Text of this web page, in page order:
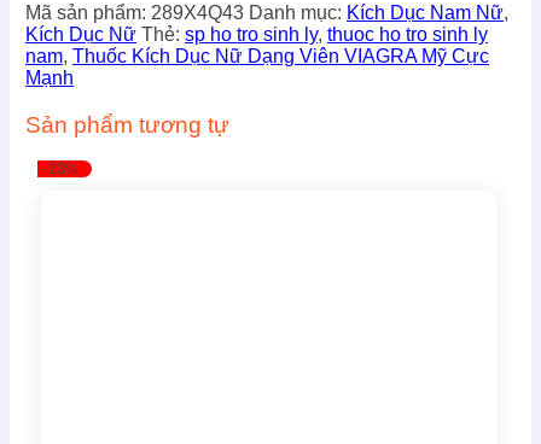
Mã sản phẩm: 289X4Q43 Danh mục: Kích Dục Nam Nữ,
Kích Dục Nữ Thẻ: sp ho tro sinh ly, thuoc ho tro sinh ly
nam, Thuốc Kích Dục Nữ Dạng Viên VIAGRA Mỹ Cực
Mạnh
Sản phẩm tương tự
-23%